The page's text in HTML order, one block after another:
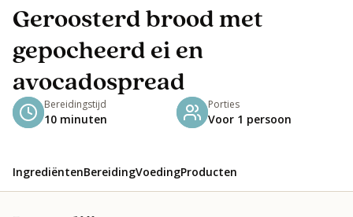
Geroosterd brood met
gepocheerd ei en
avocadospread
Bereidingstijd
10 minuten
Porties
Voor 1 persoon
IngrediëntenBereidingVoedingProducten